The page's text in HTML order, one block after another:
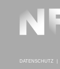
DATENSCHUTZ